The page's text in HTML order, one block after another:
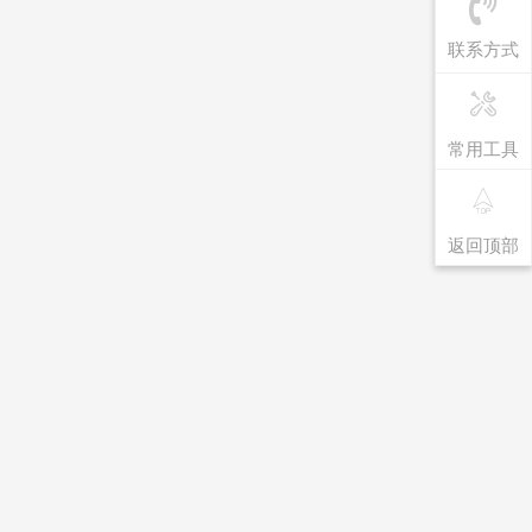
联系方式
常用工具
返回顶部